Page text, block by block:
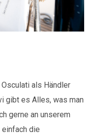
als Händler
gibt es Alles, was man
gerne an unserem
einfach die